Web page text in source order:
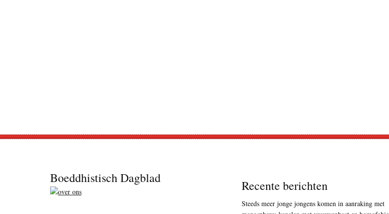
Boeddhistisch Dagblad Recente berichten
Steeds meer jonge jongens komen in aanraking met